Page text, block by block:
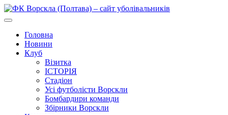
Головна
Новини
Клуб
Візитка
ІСТОРІЯ
Стадіон
Усі футболісти Ворскли
Бомбардири команди
Збірники Ворскли